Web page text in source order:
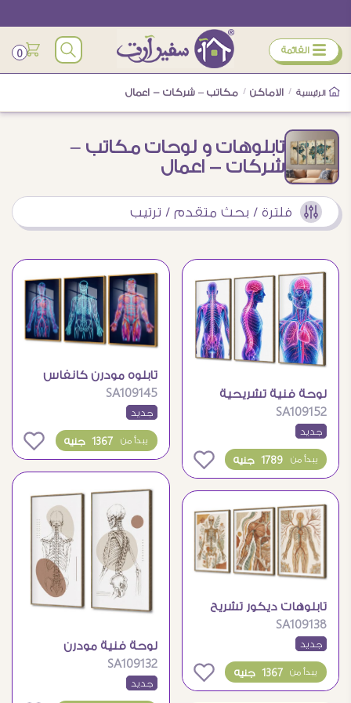
ÿ القائمة 0
الرئيسية / الاماكن / مكاتب – شركات - اعمال
تابلوهات و لوحات مكاتب –
شركات - اعمال
فلترة / بحث متقدم / ترتيب
لوحة فنية تشريحية
لجسم الإنسان مودرن
SA109152
جديد
1789 جنيه يبدأ من
تابلوه مودرن كانفاس
تشريح جسم الإنسان
SA109145
جديد
1367 جنيه يبدأ من 0
تابلوهات ديكور تشريح
جسم الانسان الطبي
SA109138
جديد
1367 جنيه يبدأ من 0
لوحة فنية مودرن
بتصميم تشريحي هادئ
SA109132
جديد